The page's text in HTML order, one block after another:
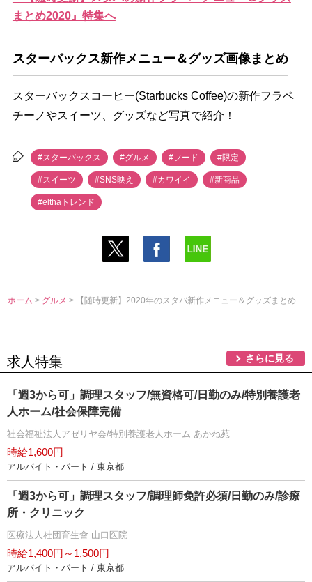
まとめ2020』特集へ
スターバックス新作メニュー＆グッズ画像まとめ
スターバックスコーヒー(Starbucks Coffee)の新作フラペ
チーノやスイーツ、グッズなど写真で紹介！
#スターバックス #グルメ #フード #限定
#スイーツ #SNS映え #カワイイ #新商品
#elthaトレンド
ホーム > グルメ> 【随時更新】2020年のスタバ新作メニュー＆グッズまとめ
求人特集 さらに見る
「週3から可」調理スタッフ/無資格可/日勤のみ/特別養護老
人ホーム/社会保障完備
社会福祉法人アゼリヤ会/特別養護老人ホーム あかね苑
時給1,600円
アルバイト・パート / 東京都
「週3から可」調理スタッフ/調理師免許必須/日勤のみ/診療
所・クリニック
医療法人社団育生會 山口医院
時給1,400円～1,500円
アルバイト・パート / 東京都